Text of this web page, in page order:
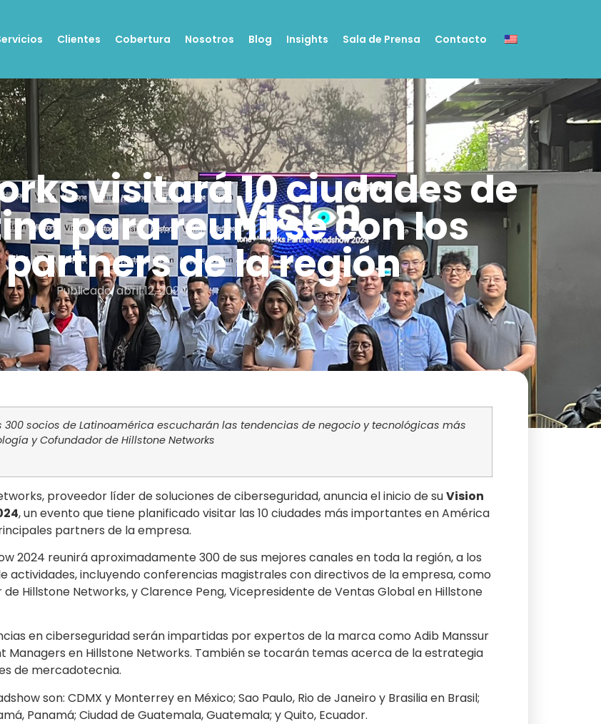
Clientes Cobertura Nosotros Blog Insights Sala de Prensa Contacto
visitará 10 ciudades de
para reunirse con los
de la región
Publicado:abril 12, 2024
socios de Latinoamérica escucharán las tendencias de negocio y tecnológicas más
y Cofundador de Hillstone Networks
proveedor líder de soluciones de ciberseguridad, anuncia el inicio de suVision
, un evento que tiene planificado visitar las 10 ciudades más importantes en América
partners de la empresa.
2024 reunirá aproximadamente 300 de sus mejores canales en toda la región, a los
actividades, incluyendo conferencias magistrales con directivos de la empresa, como
Hillstone Networks, y Clarence Peng, Vicepresidente de Ventas Global en Hillstone
en ciberseguridad serán impartidas por expertos de la marca como Adib Manssur
Managers en Hillstone Networks. También se tocarán temas acerca de la estrategia
de mercadotecnia.
son: CDMX y Monterrey en México; Sao Paulo, Rio de Janeiro y Brasilia en Brasil;
Panamá; Ciudad de Guatemala, Guatemala; y Quito, Ecuador.